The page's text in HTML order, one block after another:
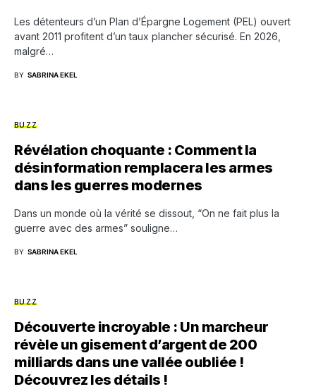
Les détenteurs d’un Plan d’Épargne Logement (PEL) ouvert
avant 2011 profitent d’un taux plancher sécurisé. En 2026,
malgré…
BY SABRINA EKEL
BUZZ
Révélation choquante : Comment la
désinformation remplacera les armes
dans les guerres modernes
Dans un monde où la vérité se dissout, “On ne fait plus la
guerre avec des armes” souligne…
BY SABRINA EKEL
BUZZ
Découverte incroyable : Un marcheur
révèle un gisement d’argent de 200
milliards dans une vallée oubliée !
Découvrez les détails !